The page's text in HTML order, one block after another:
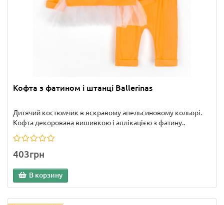
Кофта з фатином і штанці Ballerinas
Дитячий костюмчик в яскравому апельсиновому кольорі.
Кофта декорована вишивкою і аплікацією з фатину..
403грн
В корзину